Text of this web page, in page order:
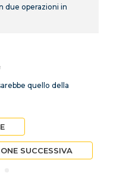
due operazioni in
quello della
SUCCESSIVA